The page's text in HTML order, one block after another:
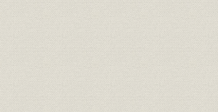
1. 政策金融の効果
2. 経営の成果
第4章 2つの石油危機と資源エネルギー融資(1972~84年度)
第1節 2つの石油危機と経済構造の転換
1. 高度成長から安定成長へ
2. 財政投融資資金計画と政策金融:日本開発銀行の役割の変化